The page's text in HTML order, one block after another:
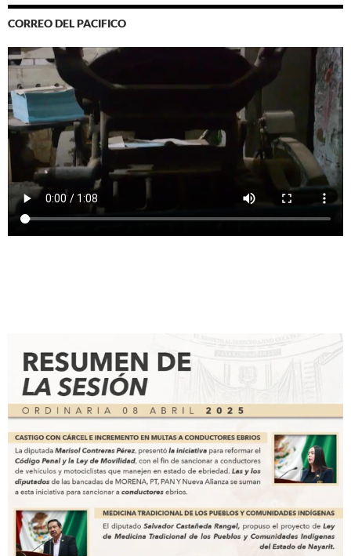
CORREO DEL PACIFICO